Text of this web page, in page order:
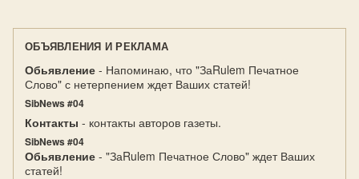
ОБЪЯВЛЕНИЯ И РЕКЛАМА
Обьявление - Напоминаю, что "ЗаRulem Печатное
Слово" с нетерпением ждет Ваших статей!
SibNews #04
Контакты - контакты авторов газеты.
SibNews #04
Обьявление - "ЗаRulem Печатное Слово" ждет Ваших
статей!